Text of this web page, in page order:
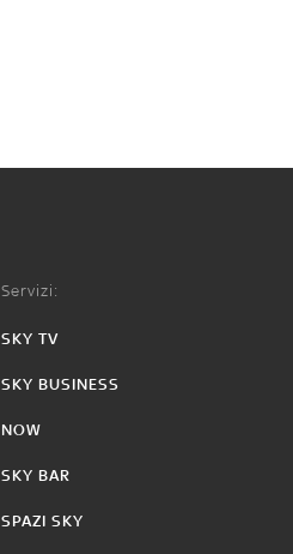
Servizi:
SKY TV
SKY BUSINESS
NOW
SKY BAR
SPAZI SKY